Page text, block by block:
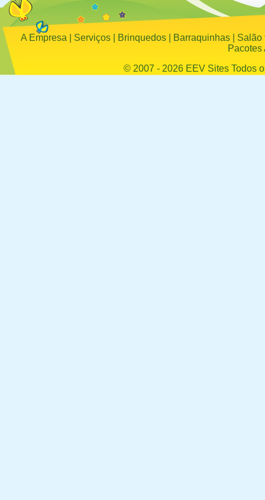
A Empresa Serviços Brinquedos Barraquinhas
Salão
Pacotes
© 2007 - 2026 EEV Sites Todos